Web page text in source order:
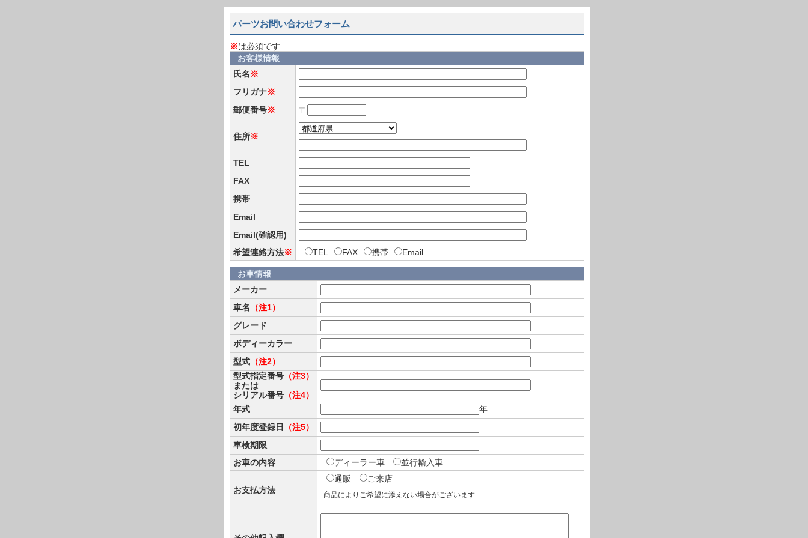
パーツお問い合わせフォーム
※は必須です
お客様情報
氏名※
フリガナ※
郵便番号※ 〒
住所※
TEL
FAX
携帯
Email
Email(確認用)
希望連絡方法※ TEL FAX 携帯 Email
お車情報
メーカー
車名 （注1）
グレード
ボディーカラー
型式 （注2）
型式指定番号 （注3）
または
シリアル番号 （注4）
年式
年
初年度登録日
（注5）
車検期限
お車の内容
ディーラー車 並行輸入車
お支払方法
通販 ご来店
商品によりご希望に添えない場合がございます